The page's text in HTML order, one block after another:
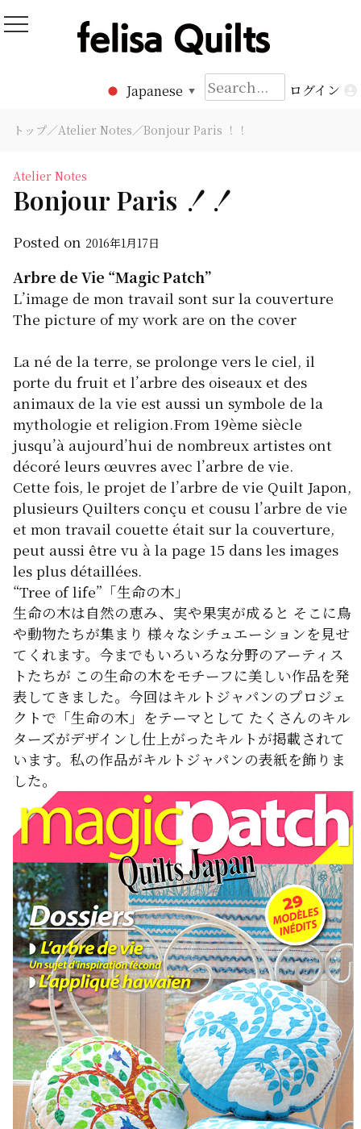
to
Felisa Quilts
パッチワークキルト Felisa Quilts
Japanese ▼
検
索:
ログイン
トップ／Atelier Notes／Bonjour Paris ！！
Atelier Notes
Bonjour Paris ！！
Posted on 2016年1月17日
Arbre de Vie “Magic Patch”
L’image de mon travail sont sur la couverture
The picture of my work are on the cover
La né de la terre, se prolonge vers le ciel, il
porte du fruit et l’arbre des oiseaux et des
animaux de la vie est aussi un symbole de la
mythologie et religion.From 19ème siècle
jusqu’à aujourd’hui de nombreux artistes ont
décoré leurs œuvres avec l’arbre de vie.
Cette fois, le projet de l’arbre de vie Quilt Japon,
plusieurs Quilters conçu et cousu l’arbre de vie
et mon travail couette était sur la couverture,
peut aussi être vu à la page 15 dans les images
les plus détaillées.
“Tree of life”「生命の木」
生命の木は自然の恵み、実や果実が成ると そこに鳥
や動物たちが集まり 様々なシチュエーションを見せ
てくれます。今までもいろいろな分野のアーティス
トたちが この生命の木をモチーフに美しい作品を発
表してきました。今回はキルトジャパンのプロジェ
クトで「生命の木」をテーマとして たくさんのキル
ターズがデザインし仕上がったキルトが掲載されて
います。私の作品がキルトジャパンの表紙を飾りま
した。